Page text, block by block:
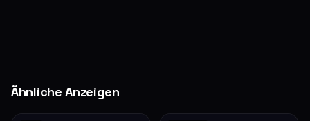
Ähnliche Anzeigen